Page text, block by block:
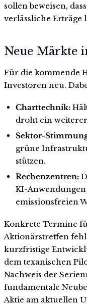
sollen beweisen,
verlässliche Erträge
Neue Märkte
Für die kommende
Investoren neu.
Charttechnik:
droht ein
Sektor-
grüne
stützen.
Rechenzentren:
KI-
emissionsfreien
Konkrete Termine
Aktionärstreffen
kurzfristige
dem texanischen
Nachweis der
fundamentale
Aktie am aktuellen